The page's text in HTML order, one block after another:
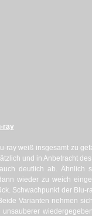
ray
ray weiß insgesamt zu
und in Anbetracht
deutlich ab. Ähnlich
wieder zu weich
Schwachpunkt der Blu-
Varianten nehmen
unsauberer